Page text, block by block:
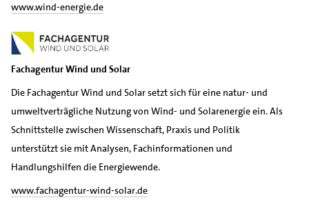
www.wind-energie.de
Fachagentur Wind und Solar
Die Fachagentur Wind und Solar setzt sich für eine natur- und
umweltverträgliche Nutzung von Wind- und Solarenergie ein. Als
Schnittstelle zwischen Wissenschaft, Praxis und Politik
unterstützt sie mit Analysen, Fachinformationen und
Handlungshilfen die Energiewende.
www.fachagentur-wind-solar.de